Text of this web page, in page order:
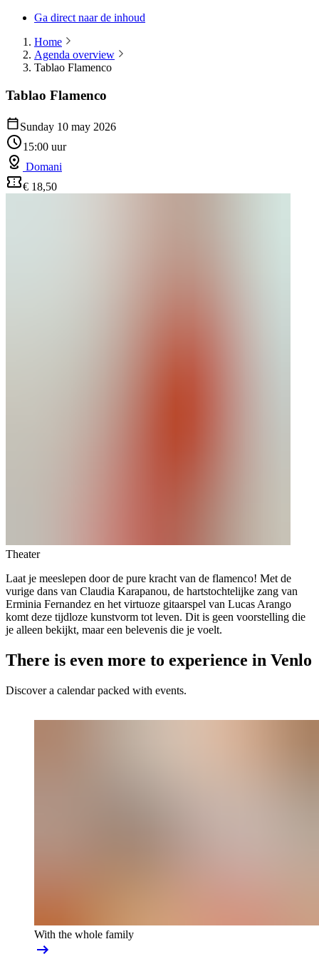
Ga direct naar de inhoud
Home
Agenda overview
Tablao Flamenco
Tablao Flamenco
Sunday 10 may 2026
15:00 uur
Domani
€ 18,50
Theater
Laat je meeslepen door de pure kracht van de flamenco! Met de
vurige dans van Claudia Karapanou, de hartstochtelijke zang van
Erminia Fernandez en het virtuoze gitaarspel van Lucas Arango
komt deze tijdloze kunstvorm tot leven. Dit is geen voorstelling die
je alleen bekijkt, maar een belevenis die je voelt.
There is even more to experience in Venlo
Discover a calendar packed with events.
With the whole family